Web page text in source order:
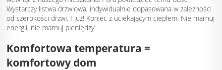
Wystarczy listwa drzwiowa, indywidualnie dopasowana w zależności
od szerokości drzwi. I już! Koniec z uciekającym ciepłem. Nie marnuj
energii, nie marnuj pieniędzy!
Komfortowa temperatura =
komfortowy dom